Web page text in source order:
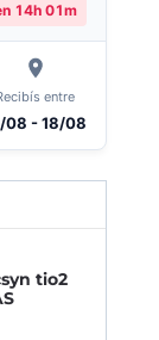
14h 01m
entre
08 - 18/08
tio2